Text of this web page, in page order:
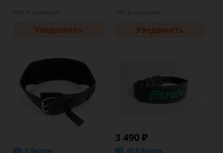
Уведомить Уведомить
0 баллов
3 490 ₽
69.8 баллов